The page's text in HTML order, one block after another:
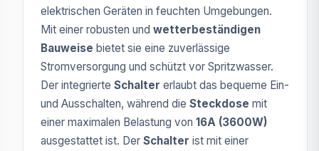
elektrischen Geräten in feuchten Umgebungen.
Mit einer robusten und wetterbeständigen
Bauweise bietet sie eine zuverlässige
Stromversorgung und schützt vor Spritzwasser.
Der integrierte Schalter erlaubt das bequeme Ein-
und Ausschalten, während die Steckdose mit
einer maximalen Belastung von 16A (3600W)
ausgestattet ist. Der Schalter ist mit einer